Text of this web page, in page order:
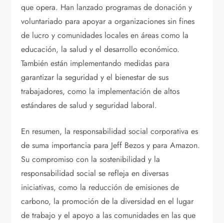
que opera. Han lanzado programas de donación y
voluntariado para apoyar a organizaciones sin fines
de lucro y comunidades locales en áreas como la
educación, la salud y el desarrollo económico.
También están implementando medidas para
garantizar la seguridad y el bienestar de sus
trabajadores, como la implementación de altos
estándares de salud y seguridad laboral.
En resumen, la responsabilidad social corporativa es
de suma importancia para Jeff Bezos y para Amazon.
Su compromiso con la sostenibilidad y la
responsabilidad social se refleja en diversas
iniciativas, como la reducción de emisiones de
carbono, la promoción de la diversidad en el lugar
de trabajo y el apoyo a las comunidades en las que